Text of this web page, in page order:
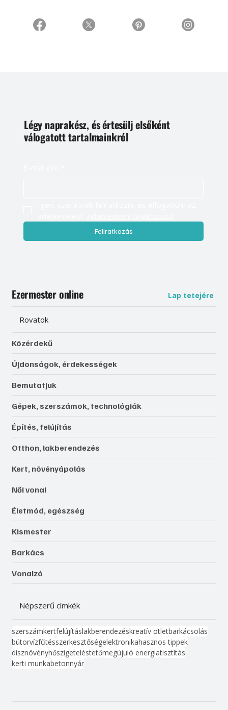
Légy naprakész, és értesülj elsőként
válogatott tartalmainkról
Feliratkozás
Ezermester online Lap tetejére
Rovatok
Közérdekű
Újdonságok, érdekességek
Bemutatjuk
Gépek, szerszámok, technológiák
Építés, felújítás
Otthon, lakberendezés
Kert, növényápolás
Női vonal
Életmód, egészség
Kismester
Barkács
Vonalzó
Népszerű címkék
szerszámkertfelújításlakberendezéskreatív ötletbarkácsolás
bútorvízfűtésszerkesztőségelektronikahasznos tippek
dísznövényhőszigeteléstetőmegújuló energiatisztítás
kerti munkabetonnyár